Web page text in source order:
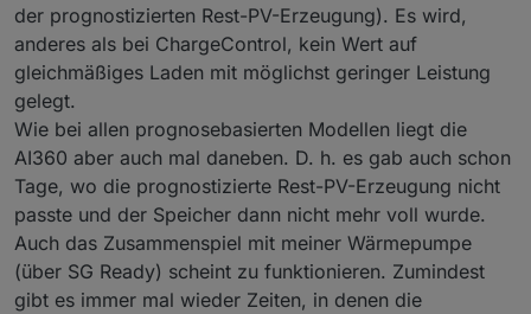
der prognostizierten Rest-PV-Erzeugung). Es wird,
anderes als bei ChargeControl, kein Wert auf
gleichmäßiges Laden mit möglichst geringer Leistung
gelegt.
Wie bei allen prognosebasierten Modellen liegt die
AI360 aber auch mal daneben. D. h. es gab auch schon
Tage, wo die prognostizierte Rest-PV-Erzeugung nicht
passte und der Speicher dann nicht mehr voll wurde.
Auch das Zusammenspiel mit meiner Wärmepumpe
(über SG Ready) scheint zu funktionieren. Zumindest
gibt es immer mal wieder Zeiten, in denen die